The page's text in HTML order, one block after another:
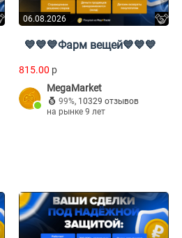
06.08.2026
💙💙💙Фарм вещей💙💙💙
815.00 p
MegaMarket
99%, 10329 отзывов
на рынке 9 лет